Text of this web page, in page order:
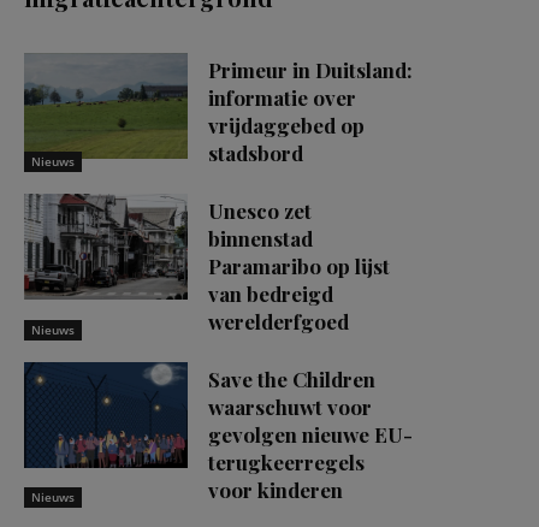
Nieuws
Primeur in Duitsland:
informatie over
vrijdaggebed op
stadsbord
Nieuws
Unesco zet
binnenstad
Paramaribo op lijst
van bedreigd
werelderfgoed
Nieuws
Save the Children
waarschuwt voor
gevolgen nieuwe EU-
terugkeerregels
voor kinderen